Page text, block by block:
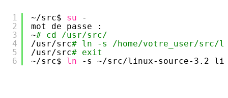
1
2
3
4
5
6
~/src$ su
-
mot de passe :
~# cd /usr/src/
/usr/src# ln -s /home/votre_user/src/
/usr/src# exit
~/src$ ln -s ~/src/linux-source-3 .2